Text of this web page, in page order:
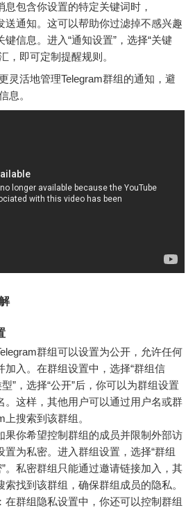
息包含你设置的特定关键词时，
送通知。这可以帮助你过滤掉不感兴趣
键信息。进入“通知设置”，选择“关键
，即可定制提醒规则。
灵活地管理Telegram群组的通知，避
息。
群组可以设置为公开，允许任何
加入。在群组设置中，选择“群组信
”，选择“公开”后，你可以为群组设置
。这样，其他用户可以通过用户名或群
上搜索到该群组。
果你希望控制群组的成员并限制外部访
置为私密。进入群组设置，选择“群组
”。私密群组只能通过邀请链接加入，其
找到该群组，确保群组成员的隐私。
：在群组隐私设置中，你还可以控制群组